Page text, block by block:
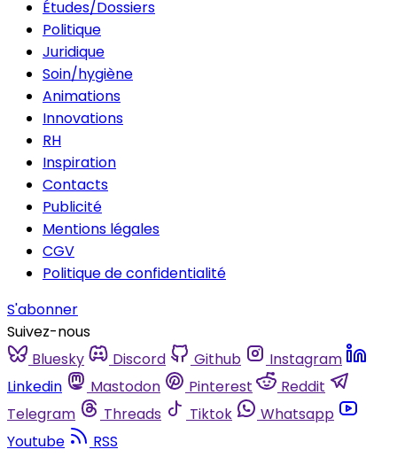
Études/Dossiers
Politique
Juridique
Soin/hygiène
Animations
Innovations
RH
Inspiration
Contacts
Publicité
Mentions légales
CGV
Politique de confidentialité
S'abonner
Suivez-nous
Bluesky
Discord Github
Instagram
Linkedin
Mastodon Pinterest
Reddit
Telegram
Threads Tiktok
Whatsapp
Youtube
RSS